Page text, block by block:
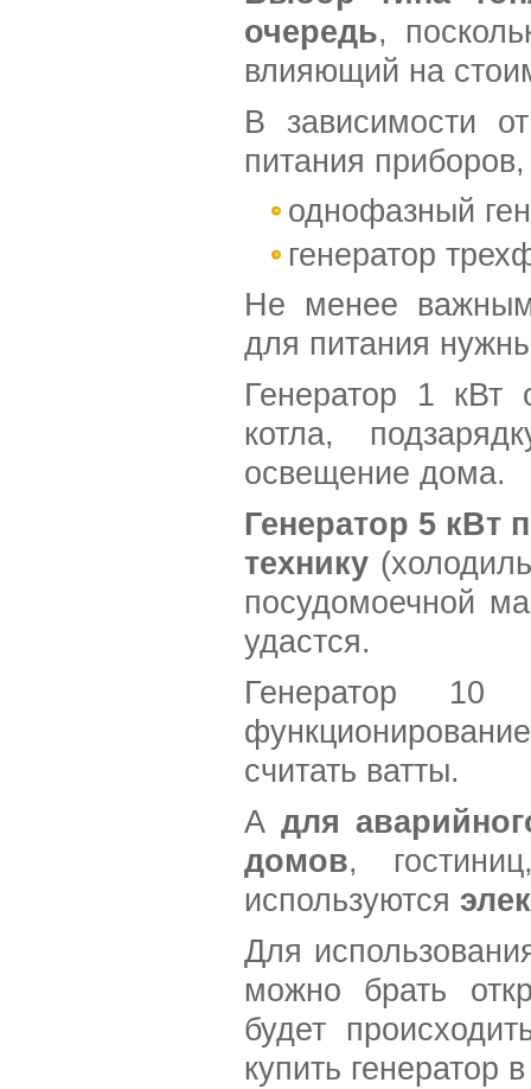
очередь,
влияющий на
В зависимости
питания
однофазный
генератор
Не менее важным
для питания
Генератор 1 кВт
котла,
освещение дома.
Генератор 5 кВт
технику
посудомоечной
удастся.
Генератор 10
считать ватты.
А для
домов,
используются
Для
можно брать
будет
купить генератор